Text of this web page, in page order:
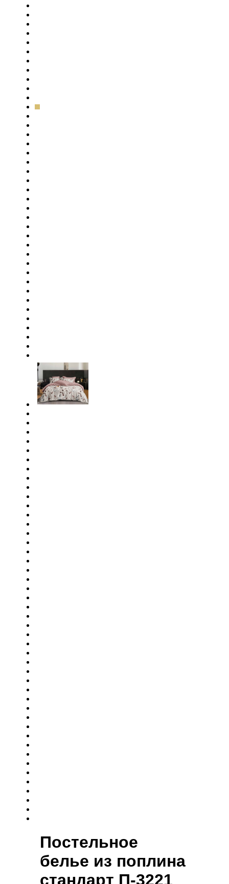
Постельное
белье из поплина
cтандарт П-3221